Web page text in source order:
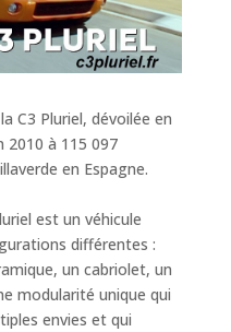
C3 Pluriel, dévoilée en
2010 à 115 097
en Espagne.
est un véhicule
différentes :
un cabriolet, un
modularité unique qui
envies et qui